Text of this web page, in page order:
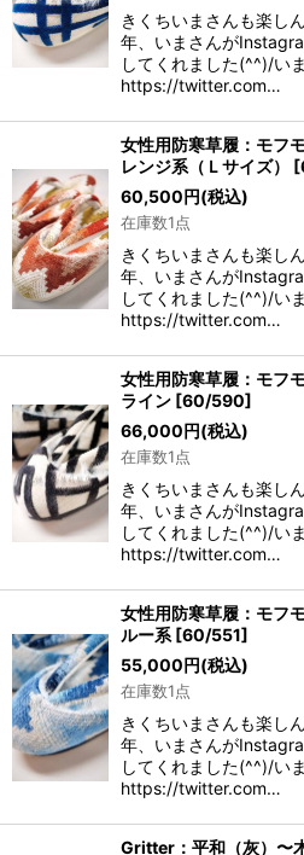
きくちいまさんも楽し
年、いまさんが
してくれました(^^)/い
https://twitter.com…
女性用防寒草履：モフ
レンジ系（Ｌサイズ）
[
60,500円(税込)
在庫数1点
きくちいまさんも楽し
年、いまさんが
してくれました(^^)/い
https://twitter.com…
女性用防寒草履：モフ
ライン [60/590]
66,000円(税込)
在庫数1点
きくちいまさんも楽し
年、いまさんが
してくれました(^^)/い
https://twitter.com…
女性用防寒草履：モ
ルー系 [60/551]
55,000円(税込)
在庫数1点
きくちいまさんも楽し
年、いまさんが
してくれました(^^)/い
https://twitter.com…
Gritter：平和（灰）〜